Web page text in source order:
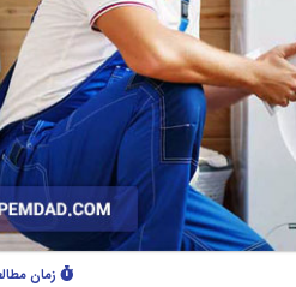
زمان